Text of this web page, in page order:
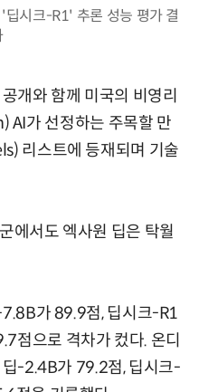
시크-R1' 추론 성능 평가 결
개와 함께 미국의 비영리
AI가 선정하는 주목할 만
리스트에 등재되며 기술
에서도 엑사원 딥은 탁월
가 89.9점, 딥시크-R1
으로 격차가 컸다. 온디
-2.4B가 79.2점, 딥시크-